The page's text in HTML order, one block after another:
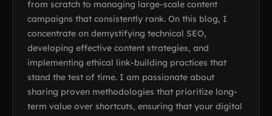
from scratch to managing large-scale content
campaigns that consistently rank. On this blog, I
concentrate on demystifying technical SEO,
developing effective content strategies, and
implementing ethical link-building practices that
stand the test of time. I am passionate about
sharing proven methodologies that prioritize long-
term value over shortcuts, ensuring that your digital